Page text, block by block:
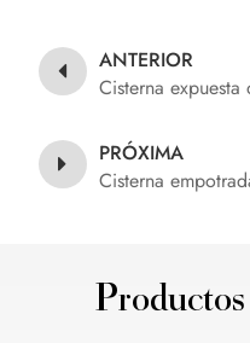
ANTERIOR
Cisterna
PRÓXIMA
Cisterna